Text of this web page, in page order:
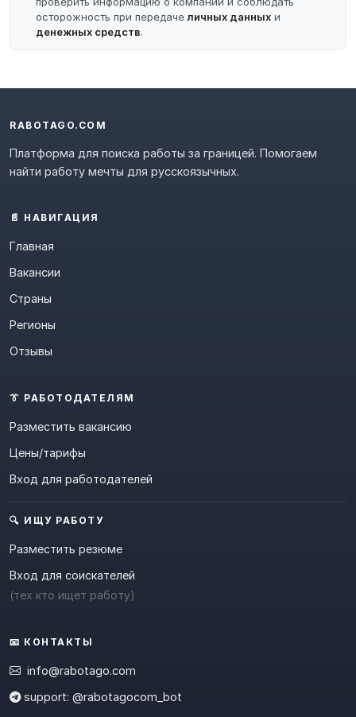
осторожность при передачеличных данных и
денежных средств.
RABOTAGO.COM
Платформа для поиска работы за границей. Помогаем
найти работу мечты для русскоязычных.
📄 НАВИГАЦИЯ
Главная
Вакансии
Страны
Регионы
Отзывы
👔 РАБОТОДАТЕЛЯМ
Разместить вакансию
Цены/тарифы
Вход для работодателей
🔍 ИЩУ РАБОТУ
Разместить резюме
Вход для соискателей
(тех кто ищет работу)
📧 КОНТАКТЫ
info@rabotago.com
support: @rabotagocom_bot